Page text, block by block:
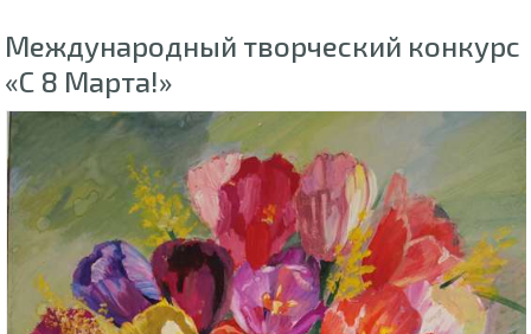
Международный творческий конкурс
«С 8 Марта!»